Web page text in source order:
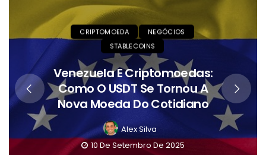
CRIPTOMOEDA
NEGÓCIOS
STABLECOINS
Venezuela E Criptomoedas:
Como O USDT Se Tornou A
Nova Moeda Do Cotidiano
Alex Silva
10 De Setembro De 2025